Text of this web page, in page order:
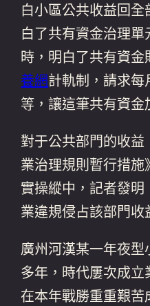
白小區公共收益回
白了共有資金治理
時，明白了共有資
養網計軌制，請求每
等，讓這筆共有資金
對于公共部門的收益
業治理規則暫行措
實操縱中，記者發
業違規侵占該部門收
廣州河漢某一年夜
多年，時代屢次成
在本年戰勝重重艱